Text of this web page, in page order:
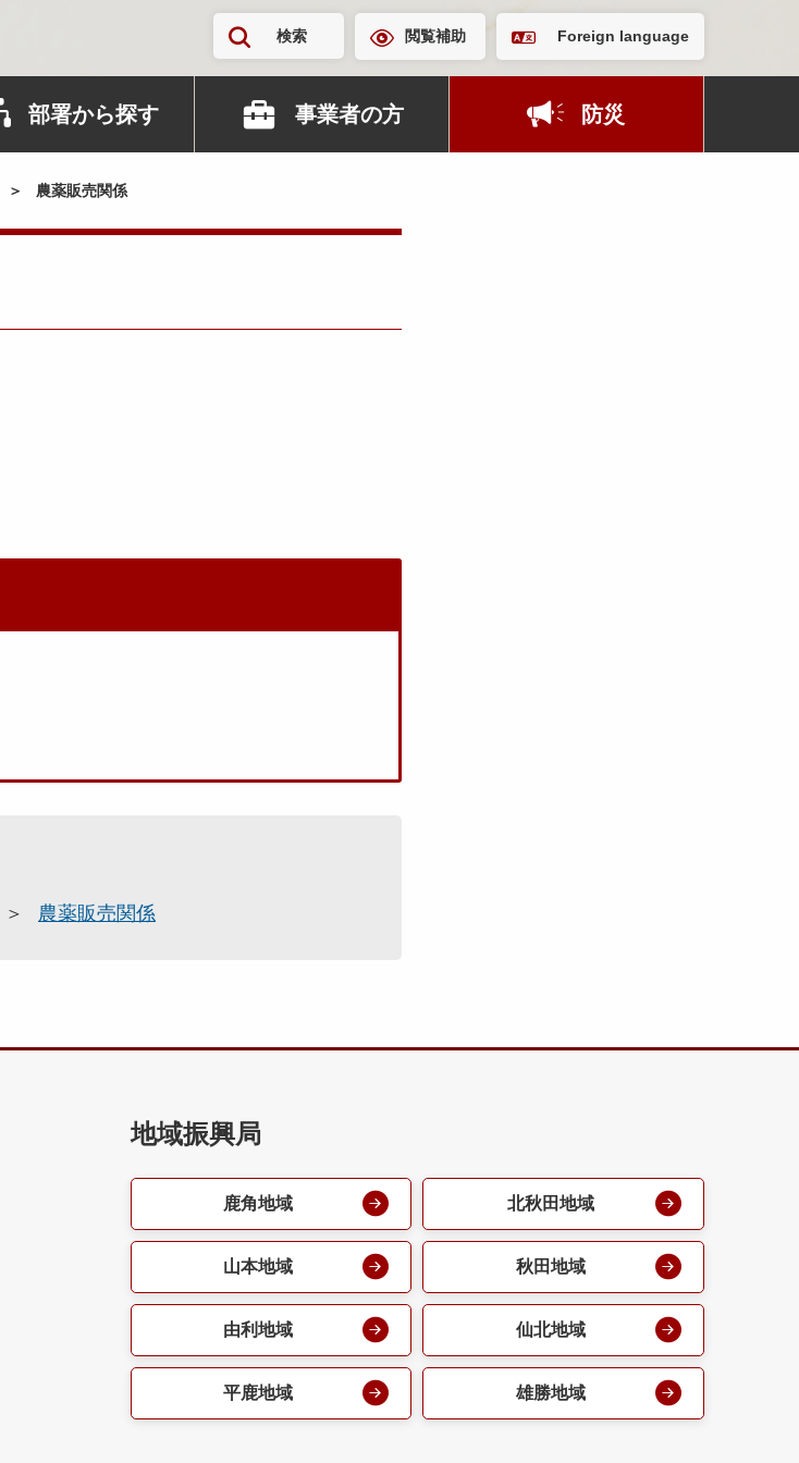
検索 閲覧補助 Foreign language
部署から探す 事業者の方 防災
農薬販売関係
農薬販売関係
地域振興局
鹿角地域 北秋田地域
山本地域 秋田地域
由利地域 仙北地域
平鹿地域 雄勝地域